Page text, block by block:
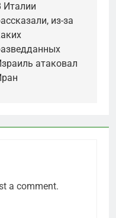
Италии
из-за
атаковал
a comment.